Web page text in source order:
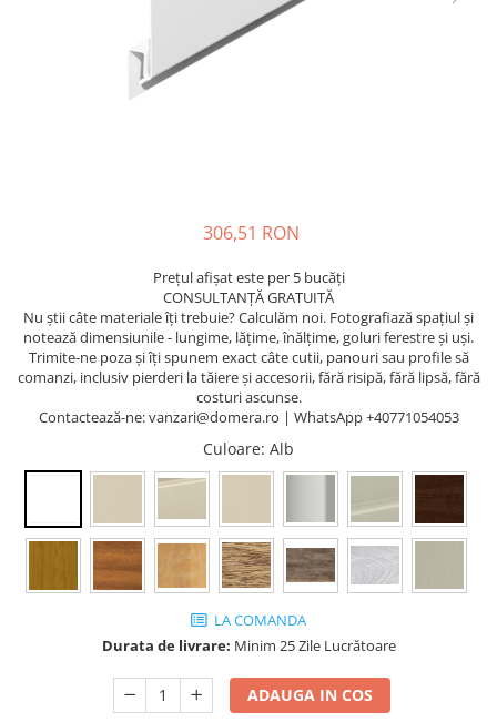
306,51 RON
Prețul afișat este per 5 bucăți
CONSULTANȚĂ GRATUITĂ
Nu știi câte materiale îți trebuie? Calculăm noi. Fotografiază spațiul și
notează dimensiunile - lungime, lățime, înălțime, goluri ferestre și uși.
Trimite-ne poza și îți spunem exact câte cutii, panouri sau profile să
comanzi, inclusiv pierderi la tăiere și accesorii, fără risipă, fără lipsă, fără
costuri ascunse.
Contactează-ne: vanzari@domera.ro | WhatsApp +40771054053
Culoare: Alb
LA COMANDA
Durata de livrare: Minim 25 Zile Lucrătoare
ADAUGA IN COS